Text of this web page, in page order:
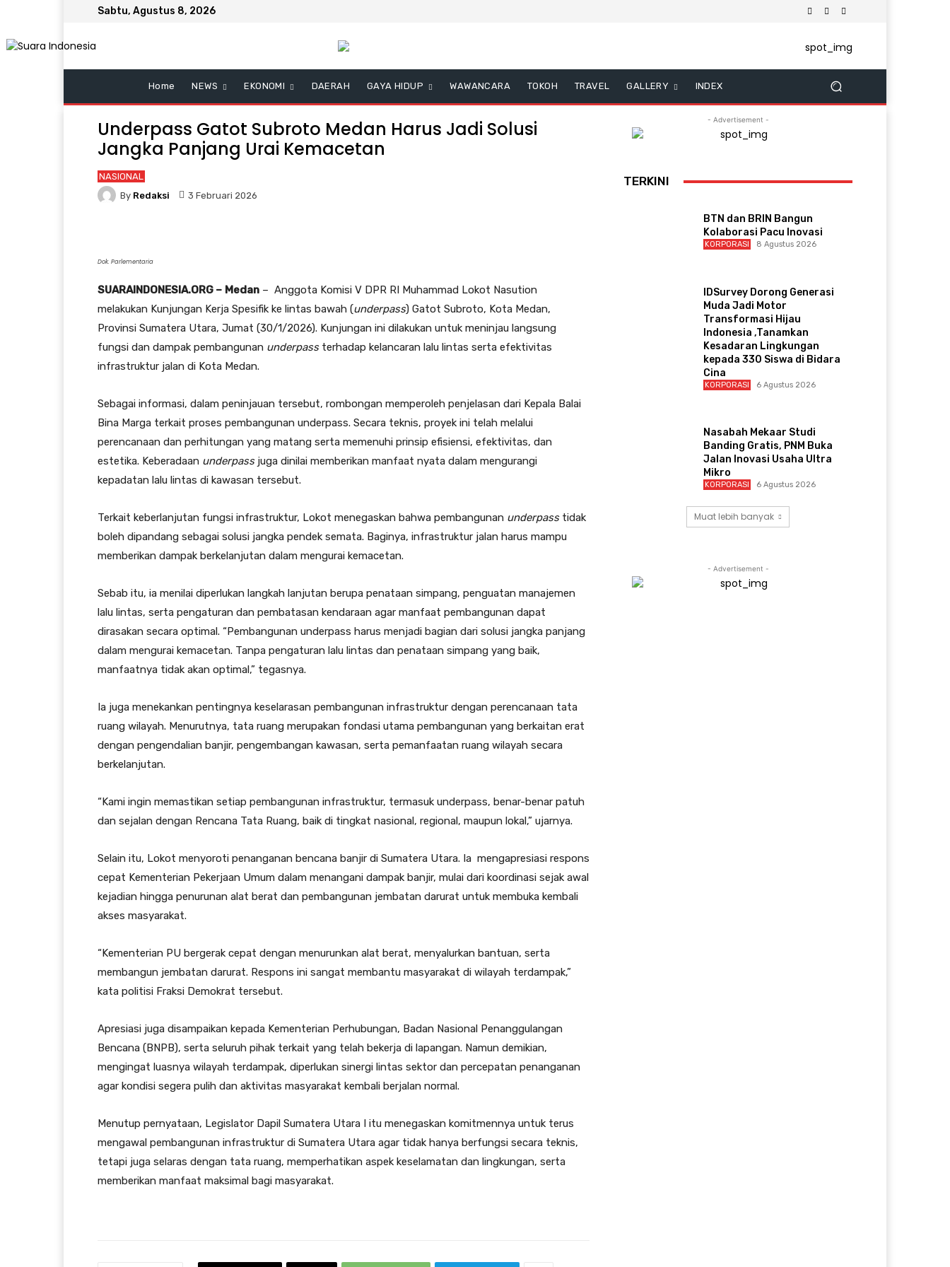
Sabtu, Agustus 8, 2026
Home NEWS EKONOMI DAERAH GAYA HIDUP WAWANCARA TOKOH TRAVEL GALLERY INDEX
Underpass Gatot Subroto Medan Harus Jadi Solusi
Jangka Panjang Urai Kemacetan
NASIONAL
By Redaksi 3 Februari 2026
Dok. Parlementaria
SUARAINDONESIA.ORG – Medan – Anggota Komisi V DPR RI Muhammad Lokot Nasution
melakukan Kunjungan Kerja Spesifik ke lintas bawah (underpass) Gatot Subroto, Kota Medan,
Provinsi Sumatera Utara, Jumat (30/1/2026). Kunjungan ini dilakukan untuk meninjau langsung
fungsi dan dampak pembangunan underpassterhadap kelancaran lalu lintas serta efektivitas
infrastruktur jalan di Kota Medan.
Sebagai informasi, dalam peninjauan tersebut, rombongan memperoleh penjelasan dari Kepala Balai
Bina Marga terkait proses pembangunan underpass. Secara teknis, proyek ini telah melalui
perencanaan dan perhitungan yang matang serta memenuhi prinsip efisiensi, efektivitas, dan
estetika. Keberadaan underpassjuga dinilai memberikan manfaat nyata dalam mengurangi
kepadatan lalu lintas di kawasan tersebut.
Terkait keberlanjutan fungsi infrastruktur, Lokot menegaskan bahwa pembangunan underpass tidak
boleh dipandang sebagai solusi jangka pendek semata. Baginya, infrastruktur jalan harus mampu
memberikan dampak berkelanjutan dalam mengurai kemacetan.
Sebab itu, ia menilai diperlukan langkah lanjutan berupa penataan simpang, penguatan manajemen
lalu lintas, serta pengaturan dan pembatasan kendaraan agar manfaat pembangunan dapat
dirasakan secara optimal. “Pembangunan underpass harus menjadi bagian dari solusi jangka panjang
dalam mengurai kemacetan. Tanpa pengaturan lalu lintas dan penataan simpang yang baik,
manfaatnya tidak akan optimal,” tegasnya.
Ia juga menekankan pentingnya keselarasan pembangunan infrastruktur dengan perencanaan tata
ruang wilayah. Menurutnya, tata ruang merupakan fondasi utama pembangunan yang berkaitan erat
dengan pengendalian banjir, pengembangan kawasan, serta pemanfaatan ruang wilayah secara
berkelanjutan.
“Kami ingin memastikan setiap pembangunan infrastruktur, termasuk underpass, benar-benar patuh
dan sejalan dengan Rencana Tata Ruang, baik di tingkat nasional, regional, maupun lokal,” ujarnya.
Selain itu, Lokot menyoroti penanganan bencana banjir di Sumatera Utara. Ia mengapresiasi respons
cepat Kementerian Pekerjaan Umum dalam menangani dampak banjir, mulai dari koordinasi sejak awal
kejadian hingga penurunan alat berat dan pembangunan jembatan darurat untuk membuka kembali
akses masyarakat.
“Kementerian PU bergerak cepat dengan menurunkan alat berat, menyalurkan bantuan, serta
membangun jembatan darurat. Respons ini sangat membantu masyarakat di wilayah terdampak,”
kata politisi Fraksi Demokrat tersebut.
Apresiasi juga disampaikan kepada Kementerian Perhubungan, Badan Nasional Penanggulangan
Bencana (BNPB), serta seluruh pihak terkait yang telah bekerja di lapangan. Namun demikian,
mengingat luasnya wilayah terdampak, diperlukan sinergi lintas sektor dan percepatan penanganan
agar kondisi segera pulih dan aktivitas masyarakat kembali berjalan normal.
Menutup pernyataan, Legislator Dapil Sumatera Utara I itu menegaskan komitmennya untuk terus
mengawal pembangunan infrastruktur di Sumatera Utara agar tidak hanya berfungsi secara teknis,
tetapi juga selaras dengan tata ruang, memperhatikan aspek keselamatan dan lingkungan, serta
memberikan manfaat maksimal bagi masyarakat.
- Advertisement -
TERKINI
BTN dan BRIN Bangun
Kolaborasi Pacu Inovasi
KORPORASI 8 Agustus 2026
IDSurvey Dorong Generasi
Muda Jadi Motor
Transformasi Hijau
Indonesia ,Tanamkan
Kesadaran Lingkungan
kepada 330 Siswa di Bidara
Cina
KORPORASI 6 Agustus 2026
Nasabah Mekaar Studi
Banding Gratis, PNM Buka
Jalan Inovasi Usaha Ultra
Mikro
KORPORASI 6 Agustus 2026
Muat lebih banyak
- Advertisement -